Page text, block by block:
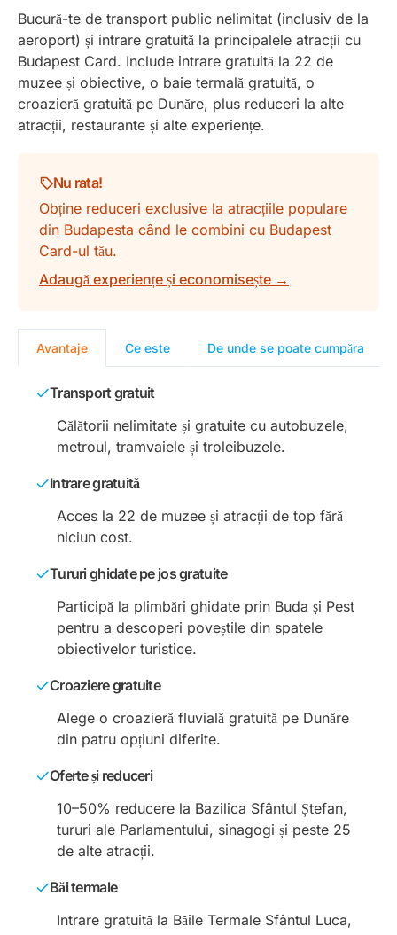
Bucură-te de transport public nelimitat (inclusiv de la
aeroport) și intrare gratuită la principalele atracții cu
Budapest Card. Include intrare gratuită la 22 de
muzee și obiective, o baie termală gratuită, o
croazieră gratuită pe Dunăre, plus reduceri la alte
atracții, restaurante și alte experiențe.
Nu rata!
Obține reduceri exclusive la atracțiile populare
din Budapesta când le combini cu Budapest
Card-ul tău.
Adaugă experiențe și economisește →
Avantaje Ce este De unde se poate cumpăra
Transport gratuit
Călătorii nelimitate și gratuite cu autobuzele,
metroul, tramvaiele și troleibuzele.
Intrare gratuită
Acces la 22 de muzee și atracții de top fără
niciun cost.
Tururi ghidate pe jos gratuite
Participă la plimbări ghidate prin Buda și Pest
pentru a descoperi poveștile din spatele
obiectivelor turistice.
Croaziere gratuite
Alege o croazieră fluvială gratuită pe Dunăre
din patru opțiuni diferite.
Oferte și reduceri
10–50% reducere la Bazilica Sfântul Ștefan,
tururi ale Parlamentului, sinagogi și peste 25
de alte atracții.
Băi termale
Intrare gratuită la Băile Termale Sfântul Luca,